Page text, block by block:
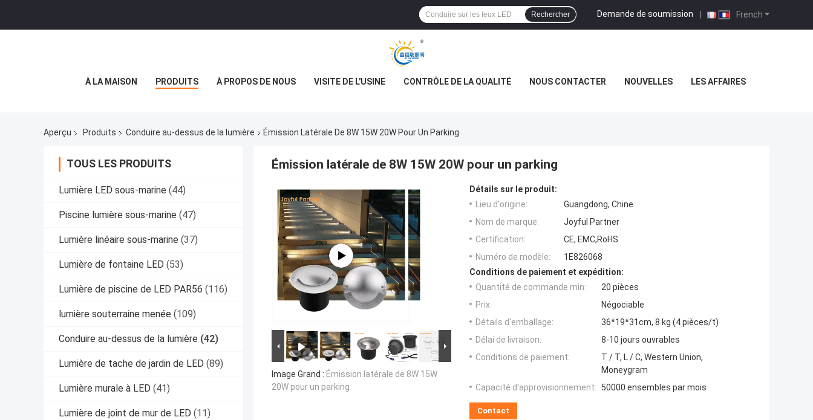
French
Demande de soumission |
Rechercher
À LA MAISON PRODUITS À PROPOS DE NOUS VISITE DE L'USINE CONTRÔLE DE LA QUALITÉ NOUS CONTACTER NOUVELLES LES AFFAIRES
Aperçu Produits Conduire au-dessus de la lumière Émission Latérale De 8W 15W 20W Pour Un Parking
TOUS LES PRODUITS
Lumière LED sous-marine (44)
Piscine lumière sous-marine (47)
Lumière linéaire sous-marine (37)
Lumière de fontaine LED (53)
Lumière de piscine de LED PAR56 (116)
lumière souterraine menée (109)
Conduire au-dessus de la lumière (42)
Lumière de tache de jardin de LED (89)
Lumière murale à LED (41)
Lumière de joint de mur de LED (11)
Émission latérale de 8W 15W 20W pour un parking
Image Grand : Émission latérale de 8W 15W
20W pour un parking
Détails sur le produit:
Lieu d'origine:
Guangdong, Chine
Nom de marque:
Joyful Partner
Certification:
CE, EMC,RoHS
Numéro de modèle:
1E826068
Conditions de paiement et expédition:
Quantité de commande min:
20 pièces
Prix:
Négociable
Détails d'emballage:
36*19*31cm, 8 kg (4 pièces/t)
Délai de livraison:
8-10 jours ouvrables
Conditions de paiement:
T / T, L / C, Western Union,
Moneygram
Capacité d'approvisionnement:
50000 ensembles par mois
Contact